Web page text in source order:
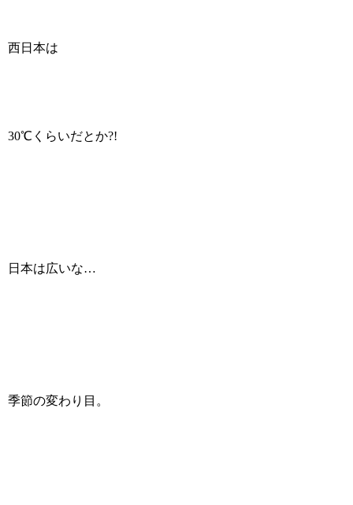
西日本は
30℃くらいだとか?!
日本は広いな…
季節の変わり目。